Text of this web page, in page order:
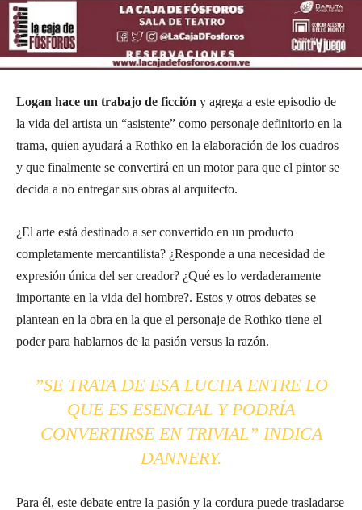
Logan hace un trabajo de ficción y agrega a este episodio de
la vida del artista un “asistente” como personaje definitorio en la
trama, quien ayudará a Rothko en la elaboración de los cuadros
y que finalmente se convertirá en un motor para que el pintor se
decida a no entregar sus obras al arquitecto.
¿El arte está destinado a ser convertido en un producto
completamente mercantilista? ¿Responde a una necesidad de
expresión única del ser creador? ¿Qué es lo verdaderamente
importante en la vida del hombre?. Estos y otros debates se
plantean en la obra en la que el personaje de Rothko tiene el
poder para hablarnos de la pasión versus la razón.
”SE TRATA DE ESA LUCHA ENTRE LO
QUE ES ESENCIAL Y PODRÍA
CONVERTIRSE EN TRIVIAL” INDICA
DANNERY.
Para él, este debate entre la pasión y la cordura puede trasladarse